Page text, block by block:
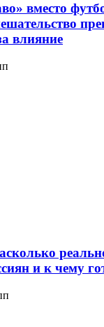
вместо
влияние
и к чему